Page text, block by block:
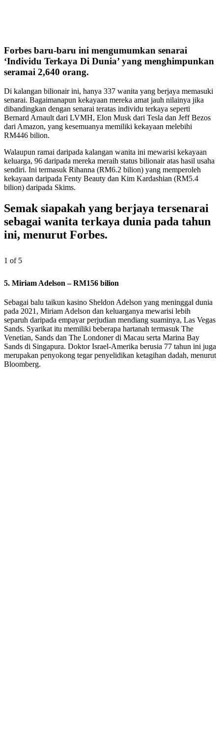
Forbes baru-baru ini mengumumkan senarai
‘Individu Terkaya Di Dunia’ yang menghimpunkan
seramai 2,640 orang.
Di kalangan bilionair ini, hanya 337 wanita yang berjaya memasuki
senarai. Bagaimanapun kekayaan mereka amat jauh nilainya jika
dibandingkan dengan senarai teratas individu terkaya seperti
Bernard Arnault dari LVMH, Elon Musk dari Tesla dan Jeff Bezos
dari Amazon, yang kesemuanya memiliki kekayaan melebihi
RM446 bilion.
Walaupun ramai daripada kalangan wanita ini mewarisi kekayaan
keluarga, 96 daripada mereka meraih status bilionair atas hasil usaha
sendiri. Ini termasuk Rihanna (RM6.2 bilion) yang memperoleh
kekayaan daripada Fenty Beauty dan Kim Kardashian (RM5.4
bilion) daripada Skims.
Semak siapakah yang berjaya tersenarai
sebagai wanita terkaya dunia pada tahun
ini, menurut Forbes.
1 of 5
5. Miriam Adelson – RM156 bilion
Sebagai balu taikun kasino Sheldon Adelson yang meninggal dunia
pada 2021, Miriam Adelson dan keluarganya mewarisi lebih
separuh daripada empayar perjudian mendiang suaminya, Las Vegas
Sands. Syarikat itu memiliki beberapa hartanah termasuk The
Venetian, Sands dan The Londoner di Macau serta Marina Bay
Sands di Singapura. Doktor Israel-Amerika berusia 77 tahun ini juga
merupakan penyokong tegar penyelidikan ketagihan dadah, menurut
Bloomberg.